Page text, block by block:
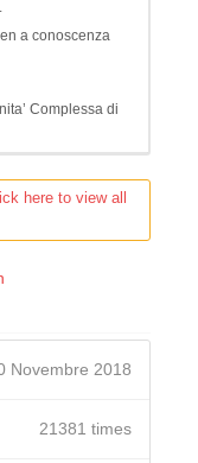
a conoscenza
Complessa di
here to view all
Novembre 2018
21381 times